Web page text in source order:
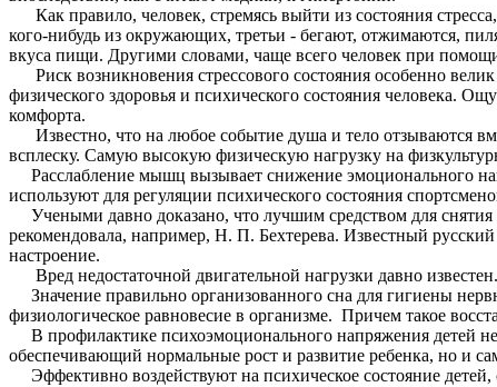
Как правило, человек, стремясь выйти из состояния
кого-нибудь из окружающих, третьи - бегают, отжимаются,
вкуса пищи. Другими словами, чаще всего человек при
Риск возникновения стрессового состояния особенно
физического здоровья и психического состояния человека.
комфорта.
Известно, что на любое событие душа и тело отзываются
всплеску. Самую высокую физическую нагрузку на
Расслабление мышц вызывает снижение эмоционального
используют для регуляции психического состояния
Учеными давно доказано, что лучшим средством для снятия
рекомендовала, например, Н. П. Бехтерева. Известный
настроение.
Вред недостаточной двигательной нагрузки давно
Значение правильно организованного сна для гигиены
физиологическое равновесие в организме. Причем такое
В профилактике психоэмоционального напряжения детей не
обеспечивающий нормальные рост и развитие ребенка, но и
Эффективно воздействуют на психическое состояние